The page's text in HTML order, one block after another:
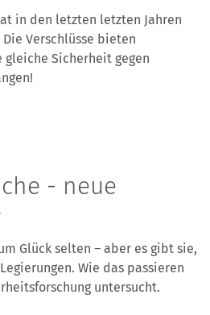
in den letzten letzten Jahren
Verschlüsse bieten
Sicherheit gegen
- neue
Glück selten – aber es gibt sie,
Wie das passieren
untersucht.